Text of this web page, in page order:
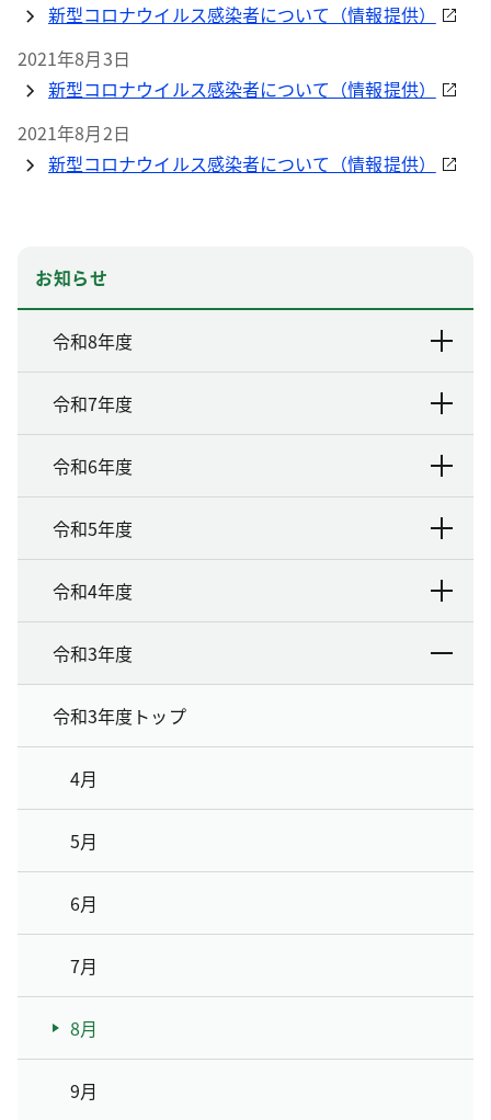
新型コロナウイルス感染者について（情報提供）
2021年8月3日
新型コロナウイルス感染者について（情報提供）
2021年8月2日
新型コロナウイルス感染者について（情報提供）
お知らせ
令和8年度
令和7年度
令和6年度
令和5年度
令和4年度
令和3年度
令和3年度トップ
4月
5月
6月
7月
8月
9月